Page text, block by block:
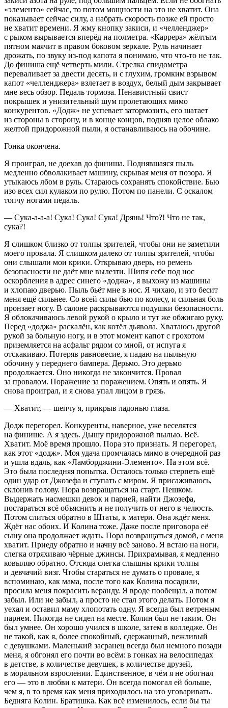
«элементо» сейчас, то потом мощности на это не хватит. Она
показывает сейчас силу, а набрать скорость позже ей просто
не хватит времени. Я жму кнопку закиси, и «челленджер»
с рыком вырывается вперёд на полметра. «Каррера» жёлтым
пятном маячит в правом боковом зеркале. Руль начинает
дрожать, по звуку из-под капота я понимаю, что что-то не так.
До финиша ещё четверть мили. Стрелка спидометра
переваливает за двести десять, и с глухим, громким взрывом
капот «челленджера» взлетает в воздух, белый дым закрывает
мне весь обзор. Педаль тормоза. Ненавистный свист
покрышек и унизительный шум пролетающих мимо
конкурентов. «Додж» не успевает затормозить, его шатает
из стороны в сторону, и в конце концов, подняв целое облако
желтой придорожной пыли, я останавливаюсь на обочине.
Гонка окончена.
Я проиграл, не доехав до финиша. Поднявшаяся пыль
медленно обволакивает машину, скрывая меня от позора. Я
утыкаюсь лбом в руль. Стараюсь сохранять спокойствие. Бью
изо всех сил кулаком по рулю. Потом по панели. С оскалом
топчу ногами педаль.
— Сука-а-а-а! Сука! Сука! Сука! Дрянь! Что?! Что не так,
сука?!
Я слишком близко от толпы зрителей, чтобы они не заметили
моего провала. Я слишком далеко от толпы зрителей, чтобы
они слышали мои крики. Открываю дверь, но ремень
безопасности не даёт мне вылезти. Шипя себе под нос
оскорбления в адрес синего «доджа», я выхожу из машины
и хлопаю дверью. Пыль бьёт мне в нос. Я чихаю, и это бесит
меня ещё сильнее. Со всей силы бью по колесу, и сильная боль
пронзает ногу. В салоне раскрываются подушки безопасности.
Я облокачиваюсь левой рукой о крыло и тут же обжигаю руку.
Перед «доджа» раскалён, как котёл дьявола. Хватаюсь другой
рукой за больную ногу, и в этот момент капот с грохотом
приземляется на асфальт рядом со мной, от испуга я
отскакиваю. Потеряв равновесие, я падаю на пыльную
обочину у переднего бампера. Дерьмо. Это дерьмо
продолжается. Оно никогда не закончится. Провал
за провалом. Поражение за поражением. Опять и опять. Я
снова проиграл, и я снова упал лицом в грязь.
— Хватит, — шепчу я, прикрыв ладонью глаза.
Додж перегорел. Конкуренты, наверное, уже веселятся
на финише. А я здесь. Дышу придорожной пылью. Всё.
Хватит. Моё время прошло. Пора это признать. Я перегорел,
как этот «додж». Моя удача промчалась мимо в очередной раз
и ушла вдаль, как «Ламборджини-Элементо». На этом всё.
Это была последняя попытка. Осталось только стерпеть ещё
один удар от Джозефа и ступать с миром. Я присаживаюсь,
склонив голову. Пора возвращаться на старт. Пешком.
Выдержать насмешки девок и парней, найти Джозефа,
постараться всё объяснить и не получить от него в челюсть.
Потом слиться обратно в Штаты, к матери. Она ждёт меня.
Ждёт нас обоих. И Колина тоже. Даже после приговора её
сыну она продолжает ждать. Пора возвращаться домой, с меня
хватит. Приеду обратно и начну всё заново. Я встаю на ноги,
слегка отряхиваю чёрные джинсы. Прихрамывая, я медленно
ковыляю обратно. Отсюда слегка слышны крики толпы
и девчачий визг. Чтобы стараться не думать о провале, я
вспоминаю, как мама, после того как Колина посадили,
просила меня покрасить веранду. Я вроде пообещал, а потом
забыл. Или не забыл, а просто не стал этого делать. Потом я
уехал и оставил маму хлопотать одну. Я всегда был ветреным
парнем. Никогда не сидел на месте. Колин был не таким. Он
был умнее. Он хорошо учился в школе, затем в колледже. Он
не такой, как я, более спокойный, сдержанный, вежливый
с девушками. Маленький засранец всегда был немного позади
меня, я обгонял его почти во всём: в гонках на велосипедах
в детстве, в количестве девушек, в количестве друзей,
в моральном взрослении. Единственное, в чём я не обогнал
его — это в любви к матери. Он всегда помогал ей больше,
чем я, в то время как меня приходилось на это уговаривать.
Бедняга Колин. Братишка. Как всё изменилось, если бы ты